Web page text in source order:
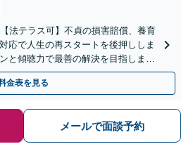
法テラス可】不貞の損害賠償、養育
応で人生の再スタートを後押ししま
と傾聴力で最善の解決を目指します
金表を見る
メールで面談予約